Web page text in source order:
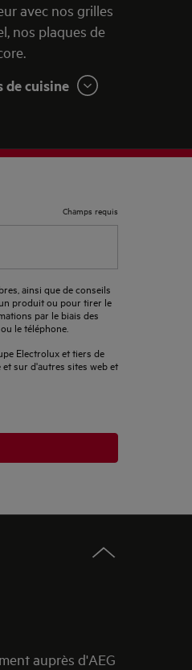
avec nos grilles
nos plaques de
de cuisine
Champs requis
ainsi que de conseils
produit ou pour tirer le
par le biais des
le téléphone.
Electrolux et tiers de
sur d'autres sites web et
auprès d'AEG